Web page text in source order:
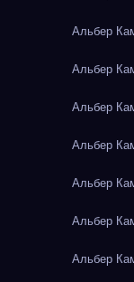
Альбер
Альбер
Альбер
Альбер
Альбер
Альбер
Альбер